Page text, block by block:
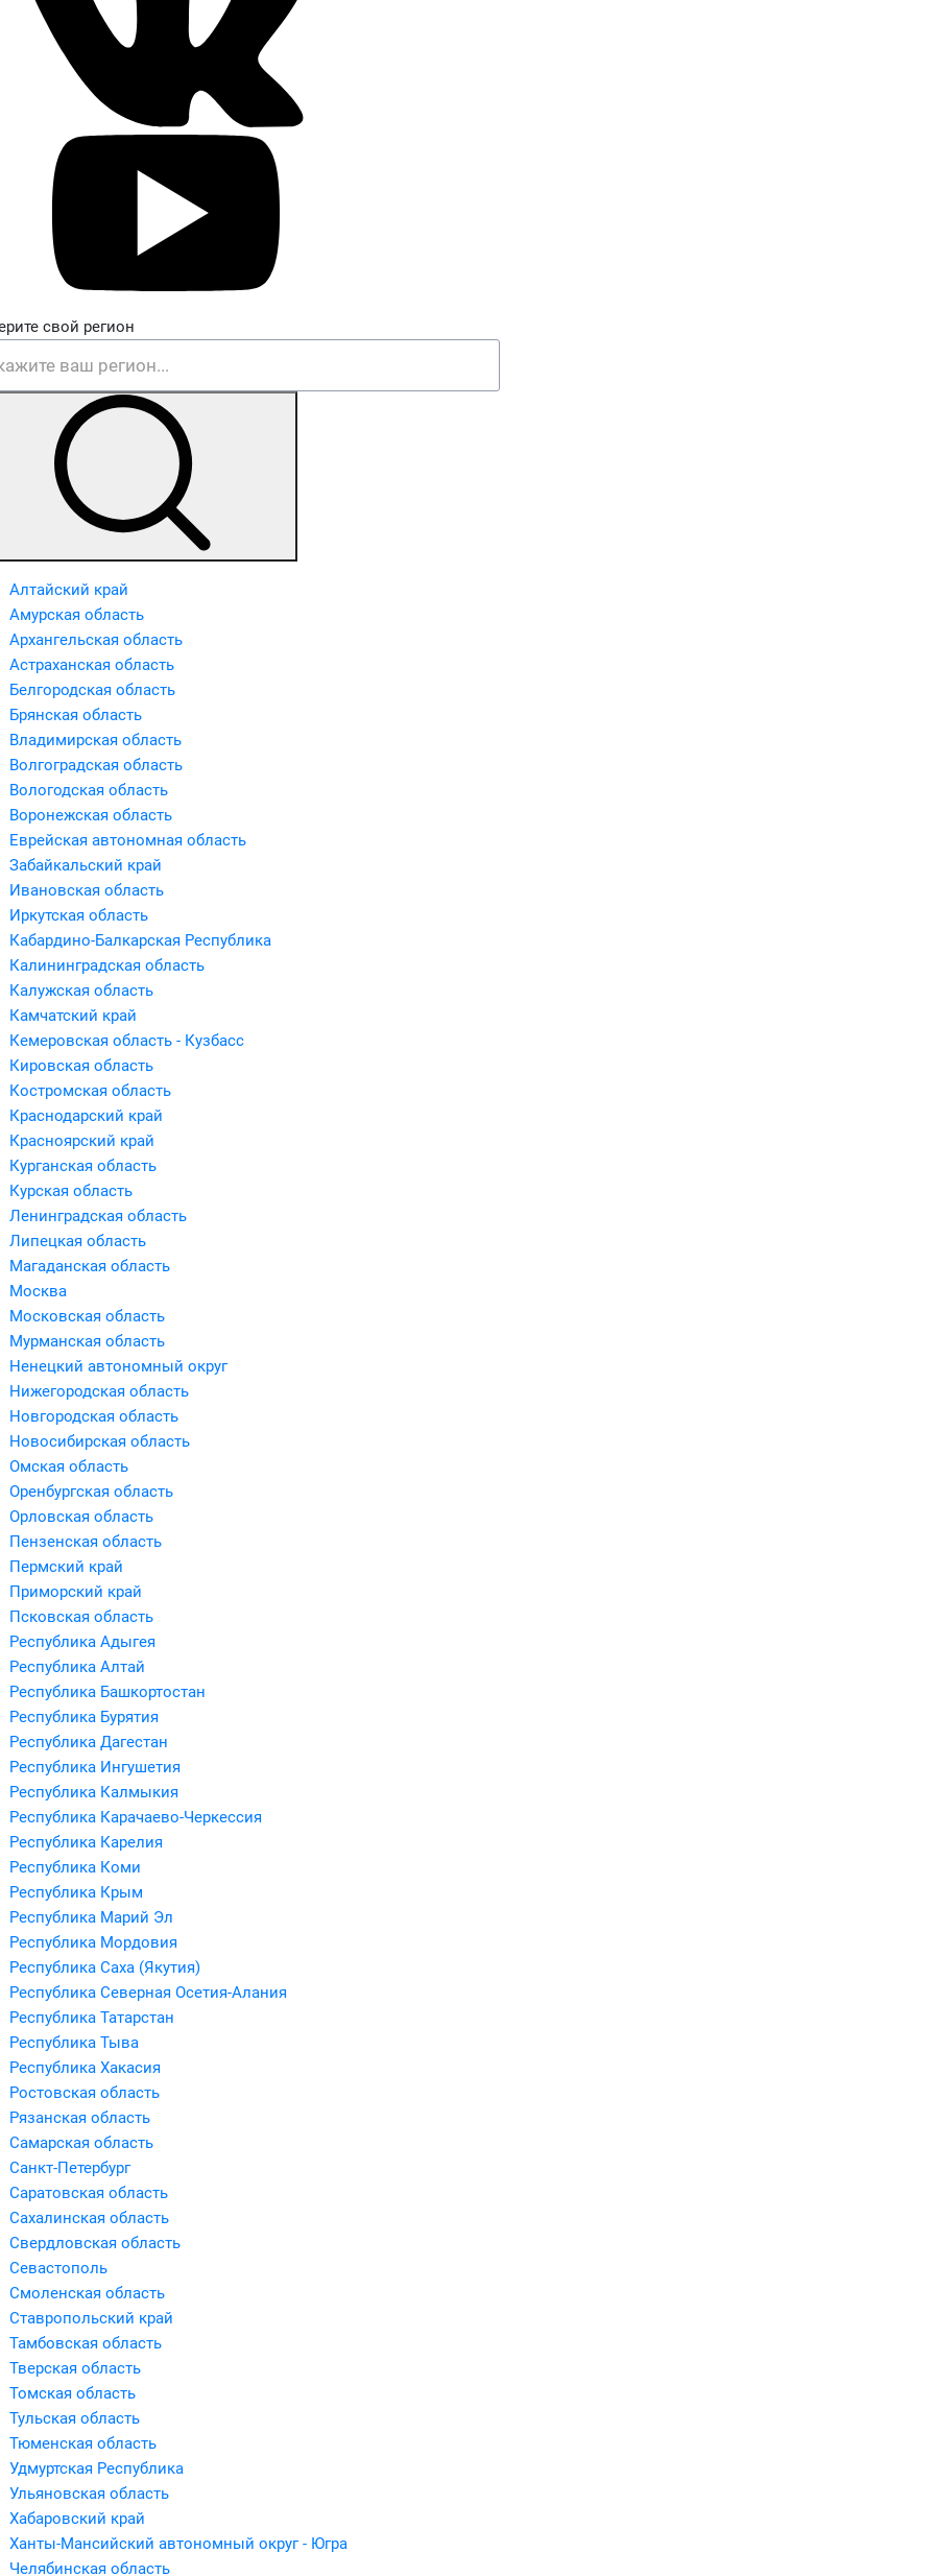
свой регион
Алтайский край
Амурская область
Архангельская область
Астраханская область
Белгородская область
Брянская область
Владимирская область
Волгоградская область
Вологодская область
Воронежская область
Еврейская автономная область
Забайкальский край
Ивановская область
Иркутская область
Кабардино-Балкарская Республика
Калининградская область
Калужская область
Камчатский край
Кемеровская область - Кузбасс
Кировская область
Костромская область
Краснодарский край
Красноярский край
Курганская область
Курская область
Ленинградская область
Липецкая область
Магаданская область
Москва
Московская область
Мурманская область
Ненецкий автономный округ
Нижегородская область
Новгородская область
Новосибирская область
Омская область
Оренбургская область
Орловская область
Пензенская область
Пермский край
Приморский край
Псковская область
Республика Адыгея
Республика Алтай
Республика Башкортостан
Республика Бурятия
Республика Дагестан
Республика Ингушетия
Республика Калмыкия
Республика Карачаево-Черкессия
Республика Карелия
Республика Коми
Республика Крым
Республика Марий Эл
Республика Мордовия
Республика Саха (Якутия)
Республика Северная Осетия-Алания
Республика Татарстан
Республика Тыва
Республика Хакасия
Ростовская область
Рязанская область
Самарская область
Санкт-Петербург
Саратовская область
Сахалинская область
Свердловская область
Севастополь
Смоленская область
Ставропольский край
Тамбовская область
Тверская область
Томская область
Тульская область
Тюменская область
Удмуртская Республика
Ульяновская область
Хабаровский край
Ханты-Мансийский автономный округ - Югра
Челябинская область